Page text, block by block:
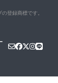
登録商標です。